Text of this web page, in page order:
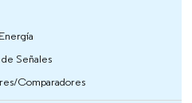
Señales
Comparadores